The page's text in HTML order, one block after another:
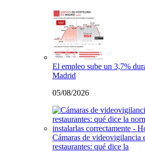
El empleo sube un 3,7%
Madrid
05/08/2026
Cámaras de videovigilancia
restaurantes: qué dice la